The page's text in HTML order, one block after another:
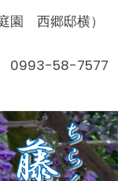
園 西郷邸横）
0993-58-7577